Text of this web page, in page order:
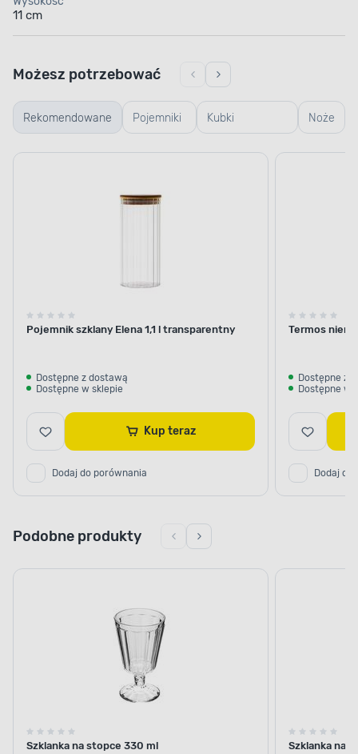
11 cm
Rekomendowane Pojemniki
szklane
Kubki
termiczne i
Noże
Możesz potrzebować
Pojemnik szklany Elena 1,1 l transparentny
Dostępne z dostawą
Dostępne w sklepie
Kup teraz
Dodaj do porównania
Termos
Dostępne z
Dostępne w
Dodaj do
Podobne produkty
Szklanka na stopce 330 ml Szklanka na